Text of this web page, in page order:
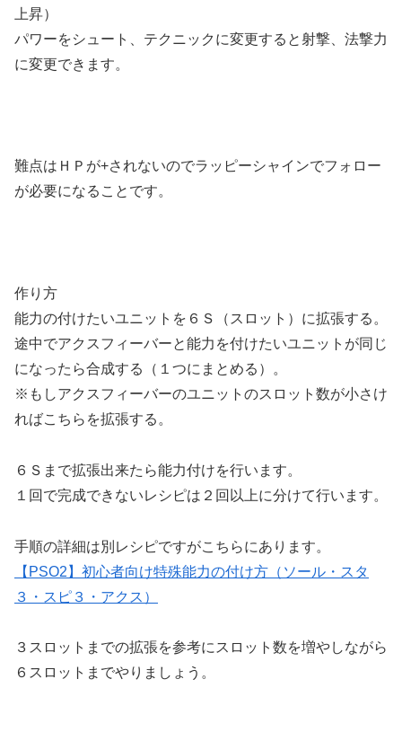
上昇）
パワーをシュート、テクニックに変更すると射撃、法撃力
に変更できます。
難点はＨＰが+されないのでラッピーシャインでフォロー
が必要になることです。
作り方
能力の付けたいユニットを６Ｓ（スロット）に拡張する。
途中でアクスフィーバーと能力を付けたいユニットが同じ
になったら合成する（１つにまとめる）。
※もしアクスフィーバーのユニットのスロット数が小さけ
ればこちらを拡張する。
６Ｓまで拡張出来たら能力付けを行います。
１回で完成できないレシピは２回以上に分けて行います。
手順の詳細は別レシピですがこちらにあります。
【PSO2】初心者向け特殊能力の付け方（ソール・スタ
３・スピ３・アクス）
３スロットまでの拡張を参考にスロット数を増やしながら
６スロットまでやりましょう。